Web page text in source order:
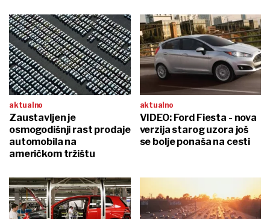
aktualno
Zaustavljen je
osmogodišnji rast prodaje
automobila na
američkom tržištu
aktualno
VIDEO: Ford Fiesta - nova
verzija starog uzora još
se bolje ponaša na cesti